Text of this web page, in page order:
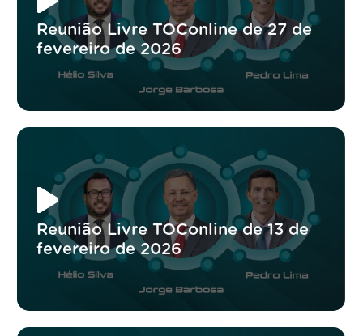
Reunião Livre TOConline de 27 de
fevereiro de 2026
Reunião Livre TOConline de 13 de
fevereiro de 2026